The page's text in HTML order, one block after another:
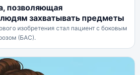
позволяющая
захватывать предметы
изобретения стал пациент с боковым
(БАС).